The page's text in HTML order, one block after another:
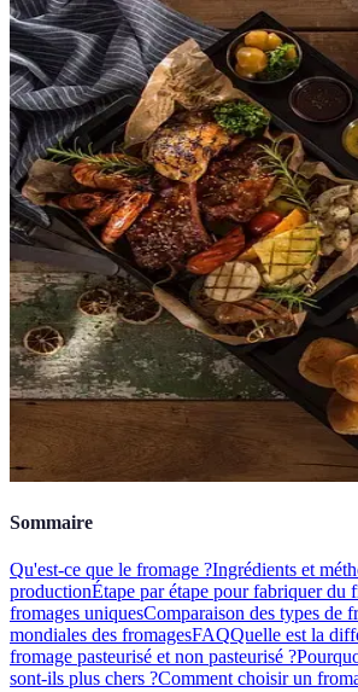
Sommaire
Qu'est-ce que le fromage ?Ingrédients et
productionÉtape par étape pour fabriquer du
fromages uniquesComparaison des types de
mondiales des fromagesFAQQuelle est la
fromage pasteurisé et non pasteurisé ?
sont-ils plus chers ?Comment choisir un